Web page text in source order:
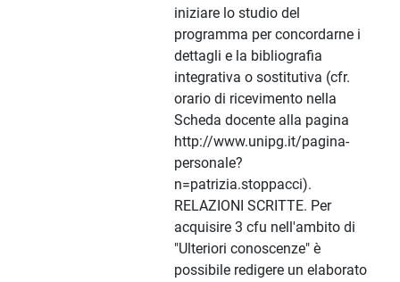
iniziare lo studio del
programma per concordarne i
dettagli e la bibliografia
integrativa o sostitutiva (cfr.
orario di ricevimento nella
Scheda docente alla pagina
http://www.unipg.it/pagina-
personale?
n=patrizia.stoppacci).
RELAZIONI SCRITTE. Per
acquisire 3 cfu nell'ambito di
"Ulteriori conoscenze" è
possibile redigere un elaborato